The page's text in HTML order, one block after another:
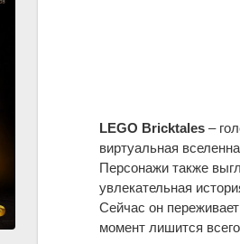
LEGO Bricktales–
виртуальная
Персонажи также
увлекательная
Сейчас он
момент лишится